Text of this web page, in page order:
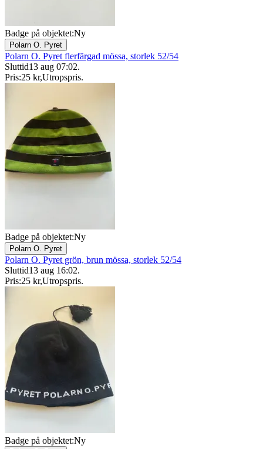
Badge på objektet:Ny
Polarn O. Pyret
Polarn O. Pyret flerfärgad mössa, storlek 52/54
Sluttid13 aug 07:02.
Pris:25 kr,Utropspris.
Badge på objektet:Ny
Polarn O. Pyret
Polarn O. Pyret grön, brun mössa, storlek 52/54
Sluttid13 aug 16:02.
Pris:25 kr,Utropspris.
Badge på objektet:Ny